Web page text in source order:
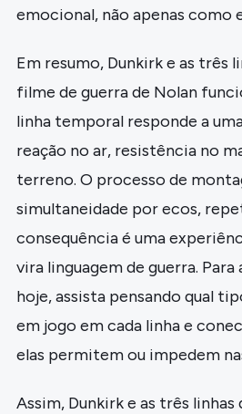
emocional, não apenas como
Em resumo, Dunkirk e as três
filme de guerra de Nolan
linha temporal responde a
reação no ar, resistência no
terreno. O processo de
simultaneidade por ecos,
consequência é uma
vira linguagem de guerra.
hoje, assista pensando qual
em jogo em cada linha e
elas permitem ou impedem
Assim, Dunkirk e as três